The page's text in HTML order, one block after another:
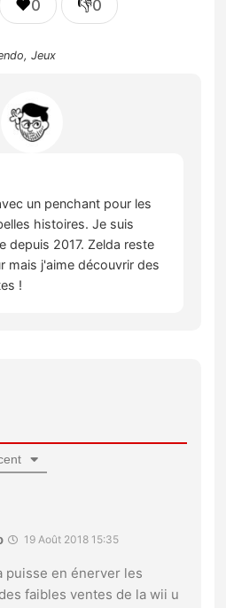
❤️0 👎0
,Jeux
un penchant pour les
histoires. Je suis
depuis 2017. Zelda reste
mais j'aime découvrir des
!
19 Août 2018 15:35
puisse en énerver les
faibles ventes de la wii u